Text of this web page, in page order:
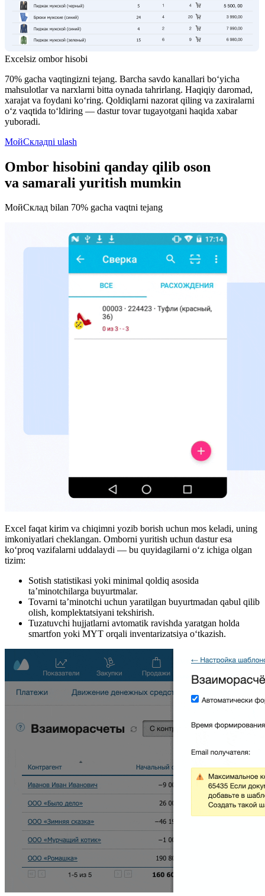
Excelsiz ombor hisobi
70% gacha vaqtingizni tejang. Barcha savdo kanallari bo‘yicha
mahsulotlar va narxlarni bitta oynada tahrirlang. Haqiqiy daromad,
xarajat va foydani ko‘ring. Qoldiqlarni nazorat qiling va zaxiralarni
o‘z vaqtida to‘ldiring — dastur tovar tugayotgani haqida xabar
yuboradi.
МойСкладni ulash
Ombor hisobini qanday qilib oson
va samarali yuritish mumkin
МойСклад bilan 70% gacha vaqtni tejang
Excel faqat kirim va chiqimni yozib borish uchun mos keladi, uning
imkoniyatlari cheklangan. Omborni yuritish uchun dastur esa
ko‘proq vazifalarni uddalaydi — bu quyidagilarni o‘z ichiga olgan
tizim:
Sotish statistikasi yoki minimal qoldiq asosida
ta’minotchilarga buyurtmalar.
Tovarni ta’minotchi uchun yaratilgan buyurtmadan qabul qilib
olish, komplektatsiyani tekshirish.
Tuzatuvchi hujjatlarni avtomatik ravishda yaratgan holda
smartfon yoki MYT orqali inventarizatsiya o‘tkazish.